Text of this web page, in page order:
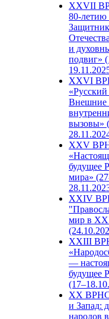
ХХVII
80-
и
подвиг»
XXVI
Внешние
вызовы»
XXV
будущее
мира»
XXIV
мир в
XXIII
—
будущее
XX ВРНС
и Запад:
народов